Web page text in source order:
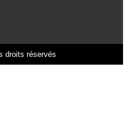
droits réservés